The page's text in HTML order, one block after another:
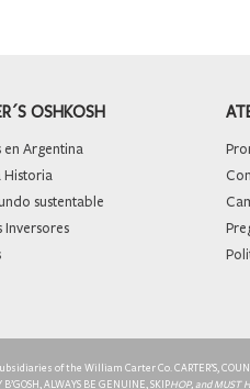
OSHKOSH
Argentina
Historia
sustentable
Inversores
of the William Carter Co. CARTER’S, COUNT
B’GOSH, ALWAYS BE GENUINE, SKIPHOP, and MUST